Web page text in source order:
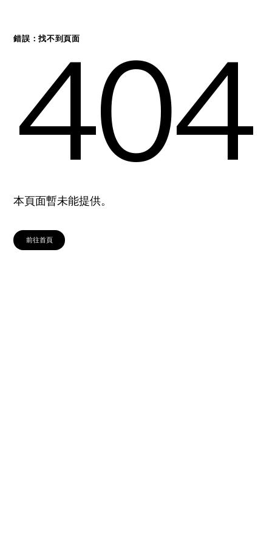
錯誤：找不到頁面
404
本頁面暫未能提供。
前往首頁